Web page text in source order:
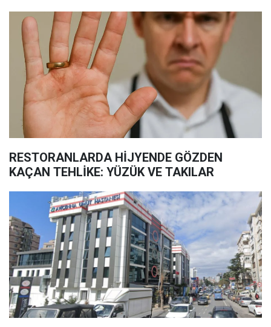
RESTORANLARDA HİJYENDE GÖZDEN
KAÇAN TEHLİKE: YÜZÜK VE TAKILAR